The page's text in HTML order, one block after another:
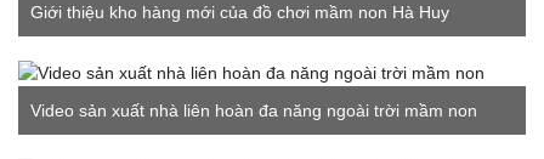
Giới thiệu kho hàng mới của đồ chơi mầm non Hà Huy
Video sản xuất nhà liên hoàn đa năng ngoài trời mầm non